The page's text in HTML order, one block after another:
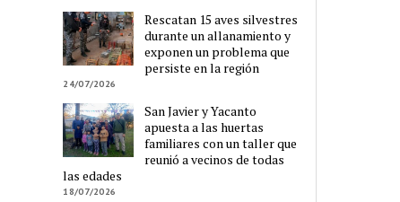
Rescatan 15 aves silvestres
durante un allanamiento y
exponen un problema que
persiste en la región
24/07/2026
San Javier y Yacanto
apuesta a las huertas
familiares con un taller que
reunió a vecinos de todas
las edades
18/07/2026